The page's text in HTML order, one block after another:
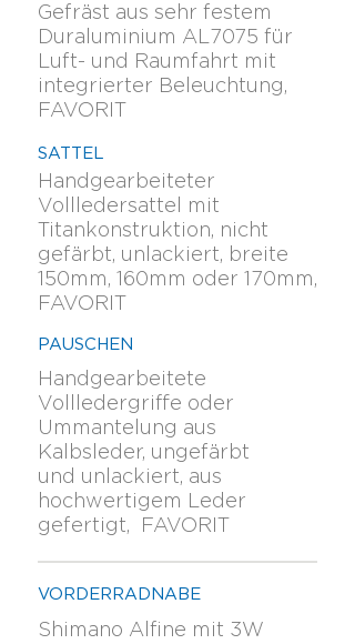
Shimano Alfine mit 3W
VORDERRADNABE
Handgearbeitete
Vollledergriffe oder
Ummantelung aus
Kalbsleder, ungefärbt
und unlackiert, aus
hochwertigem Leder
gefertigt, FAVORIT
PAUSCHEN
SATTEL
Handgearbeiteter
Vollledersattel mit
Titankonstruktion, nicht
gefärbt, unlackiert, breite
150mm, 160mm oder 170mm,
FAVORIT
Gefräst aus sehr festem
Duraluminium AL7075 für
Luft- und Raumfahrt mit
integrierter Beleuchtung,
FAVORIT